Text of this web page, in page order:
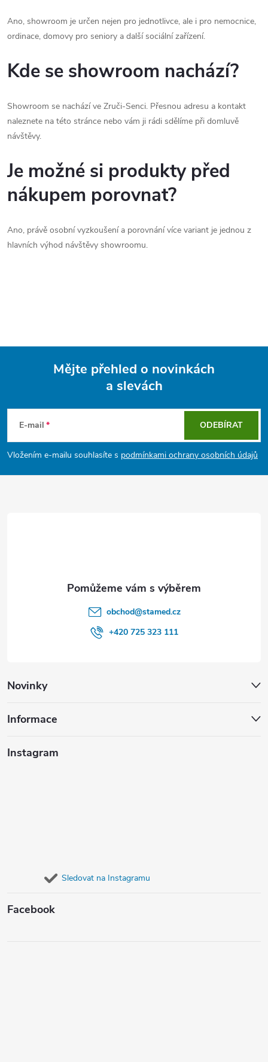
Ano, showroom je určen nejen pro jednotlivce, ale i pro nemocnice,
ordinace, domovy pro seniory a další sociální zařízení.
Kde se showroom nachází?
Showroom se nachází ve Zruči-Senci. Přesnou adresu a kontakt
naleznete na této stránce nebo vám ji rádi sdělíme při domluvě
návštěvy.
Je možné si produkty před
nákupem porovnat?
Ano, právě osobní vyzkoušení a porovnání více variant je jednou z
hlavních výhod návštěvy showroomu.
p
Mějte přehled o novinkách
a slevách
E-mail
Vložením e-mailu souhlasíte s podmínkami ochrany osobních údajů
ODEBÍRAT
Novinky
Informace
Instagram
Sledovat na Instagramu
Facebook
obchod@stamed.cz
+420 725 323 111